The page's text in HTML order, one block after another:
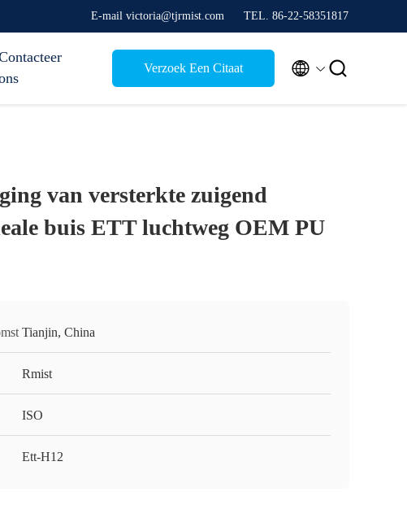
E-mail victoria@tjrmist.com TEL. 86-22-58351817
Verzoek Een Citaat  
van versterkte zuigend
buis ETT luchtweg OEM PU
Tianjin, China
Rmist
ISO
Ett-H12